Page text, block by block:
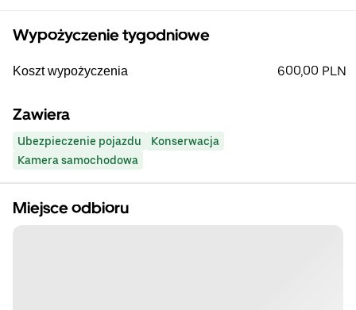
Wypożyczenie tygodniowe
Koszt wypożyczenia 600,00 PLN
Zawiera
Ubezpieczenie pojazdu
Konserwacja
Kamera samochodowa
Miejsce odbioru